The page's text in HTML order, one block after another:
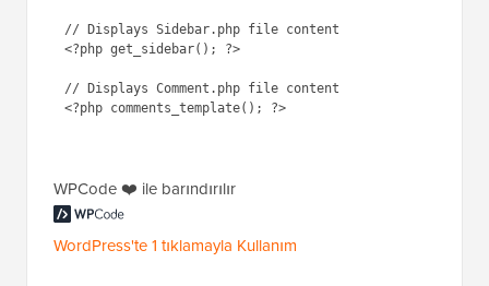
// Displays Sidebar.php file content
<?php get_sidebar(); ?>
// Displays Comment.php file content
<?php comments_template(); ?>
WPCode ❤️ ile barındırılır
WordPress'te 1 tıklamayla Kullanım